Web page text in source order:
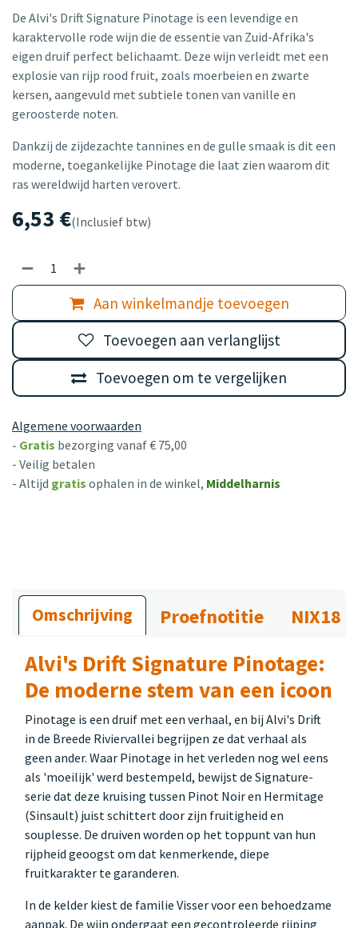
De Alvi's Drift Signature Pinotage is een levendige en
karaktervolle rode wijn die de essentie van Zuid-Afrika's
eigen druif perfect belichaamt. Deze wijn verleidt met een
explosie van rijp rood fruit, zoals moerbeien en zwarte
kersen, aangevuld met subtiele tonen van vanille en
geroosterde noten.
Dankzij de zijdezachte tannines en de gulle smaak is dit een
moderne, toegankelijke Pinotage die laat zien waarom dit
ras wereldwijd harten verovert.
6,53 €(Inclusief btw)
Aan winkelmandje toevoegen
Toevoegen om te vergelijken
Toevoegen aan verlanglijst
Algemene voorwaarden
- Gratis bezorging vanaf € 75,00
- Veilig betalen
- Altijd gratis ophalen in de winkel, Middelharnis
Omschrijving Proefnotitie NIX18
Alvi's Drift Signature Pinotage:
De moderne stem van een icoon
Pinotage is een druif met een verhaal, en bij Alvi's Drift
in de Breede Riviervallei begrijpen ze dat verhaal als
geen ander. Waar Pinotage in het verleden nog wel eens
als 'moeilijk' werd bestempeld, bewijst de Signature-
serie dat deze kruising tussen Pinot Noir en Hermitage
(Sinsault) juist schittert door zijn fruitigheid en
souplesse. De druiven worden op het toppunt van hun
rijpheid geoogst om dat kenmerkende, diepe
fruitkarakter te garanderen.
In de kelder kiest de familie Visser voor een behoedzame
aanpak. De wijn ondergaat een gecontroleerde rijping